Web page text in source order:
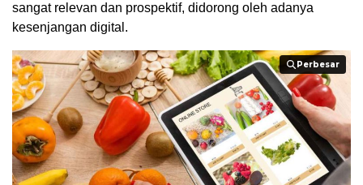
sangat relevan dan prospektif, didorong oleh adanya
kesenjangan digital.
Perbesar
Perbesar